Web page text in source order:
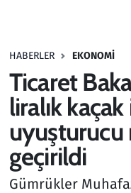
HABERLER EKONOMI
Ticaret
liralık
uyuşturucu
geçirildi
Gümrükler
Haber
Kültür Sanat
Kurumsal
Lezzet Durağı